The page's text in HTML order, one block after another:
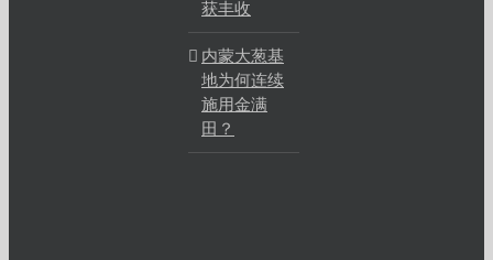
获丰收
内蒙大葱基
地为何连续
施用金满
田？